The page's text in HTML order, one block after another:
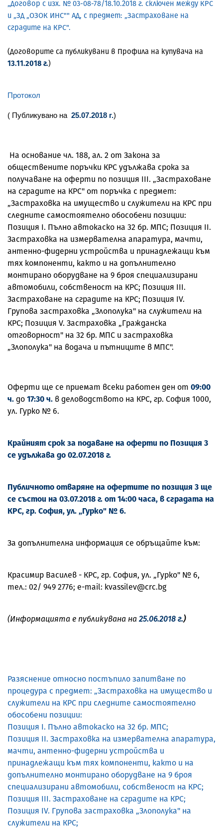
„Договор с изх. № 03-08-78/18.10.2018 г. сключен между КРС
и „ЗД „ОЗОК ИНС"" АД, с предмет: „Застраховане на
сградите на КРС".
(Договорите са публикувани в Профила на купувача на
13.11.2018 г.)
Протокол
( Публикувано на 25.07.2018 г.)
На основание чл. 188, ал. 2 от Закона за
обществените поръчки КРС удължава срока за
получаване на оферти по позиция III. „Застраховане
на сградите на КРС" от поръчка с предмет:
„Застраховка на имущество и служители на КРС при
следните самостоятелно обособени позиции:
Позиция І. Пълно автокаско на 32 бр. МПС; Позиция ІІ.
Застраховка на измервателна апаратура, мачти,
антенно-фидерни устройства и принадлежащи към
тях компоненти, както и на допълнително
монтирано оборудване на 9 броя специализирани
автомобили, собственост на КРС; Позиция ІІІ.
Застраховане на сградите на КРС; Позиция ІV.
Групова застраховка „Злополука" на служители на
КРС; Позиция V. Застраховка „Гражданска
отговорност" на 32 бр. МПС и застраховка
„Злополука" на водача и пътниците в МПС".
Оферти ще се приемат всеки работен ден от 09:00
ч. до 17:30 ч. в деловодството на КРС, гр. София 1000,
ул. Гурко № 6.
Крайният срок за подаване на оферти по Позиция 3
се удължава до 02.07.2018 г.
Публичното отваряне на офертите по позиция 3 ще
се състои на 03.07.2018 г. от 14:00 часа, в сградата на
КРС, гр. София, ул. „Гурко" № 6.
За допълнителна информация се обръщайте към:
Красимир Василев - КРС, гр. София, ул. „Гурко" № 6,
тел.: 02/ 949 2776; e-mail: kvassilev@crc.bg
(Информацията е публикувана на 25.06.2018 г.)
Разяснение относно постъпило запитване по
процедура с предмет: „Застраховка на имущество и
служители на КРС при следните самостоятелно
обособени позиции:
Позиция І. Пълно автокаско на 32 бр. МПС;
Позиция ІІ. Застраховка на измервателна апаратура,
мачти, антенно-фидерни устройства и
принадлежащи към тях компоненти, както и на
допълнително монтирано оборудване на 9 броя
специализирани автомобили, собственост на КРС;
Позиция ІІІ. Застраховане на сградите на КРС;
Позиция ІV. Групова застраховка „Злополука" на
служители на КРС;